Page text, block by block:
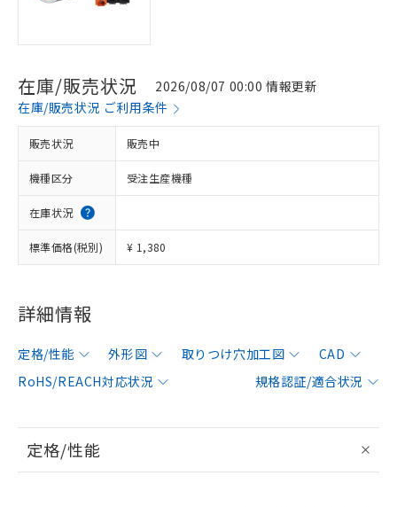
在庫/販売状況
2026/08/07 00:00 情報更新
在庫/販売状況 ご利用条件
販売状況 販売中
機種区分 受注生産機種
在庫状況
標準価格(税別) ¥ 1,380
詳細情報
定格/性能 外形図 取りつけ穴加工図
CAD
RoHS/REACH対応状況
規格認証/適合状況
定格/性能